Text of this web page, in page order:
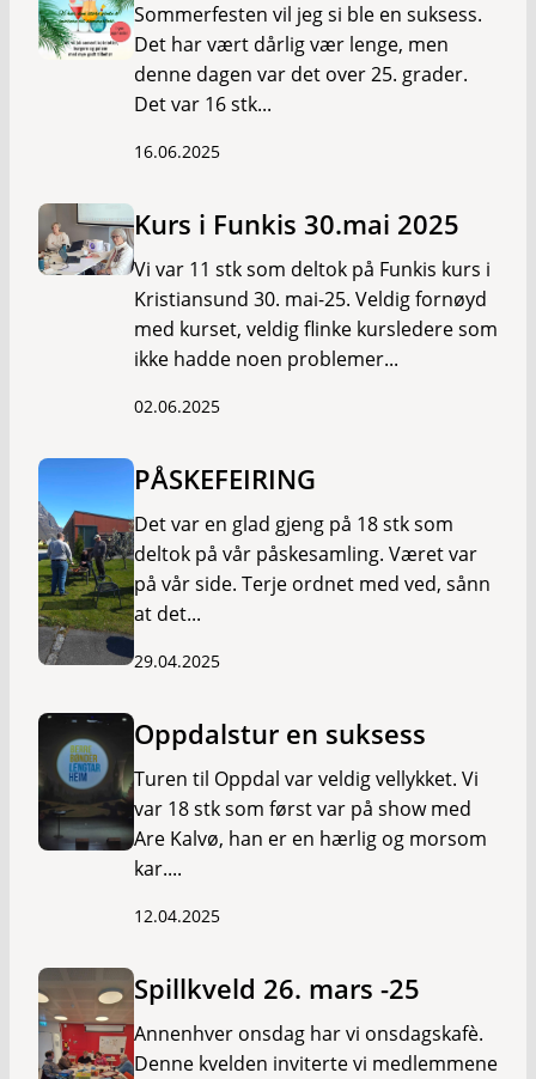
Sommerfesten vil jeg si ble en suksess.
Det har vært dårlig vær lenge, men
denne dagen var det over 25. grader.
Det var 16 stk...
16.06.2025
Kurs i Funkis 30.mai 2025
Vi var 11 stk som deltok på Funkis kurs i
Kristiansund 30. mai-25. Veldig fornøyd
med kurset, veldig flinke kursledere som
ikke hadde noen problemer...
02.06.2025
PÅSKEFEIRING
Det var en glad gjeng på 18 stk som
deltok på vår påskesamling. Været var
på vår side. Terje ordnet med ved, sånn
at det...
29.04.2025
Oppdalstur en suksess
Turen til Oppdal var veldig vellykket. Vi
var 18 stk som først var på show med
Are Kalvø, han er en hærlig og morsom
kar....
12.04.2025
Spillkveld 26. mars -25
Annenhver onsdag har vi onsdagskafè.
Denne kvelden inviterte vi medlemmene